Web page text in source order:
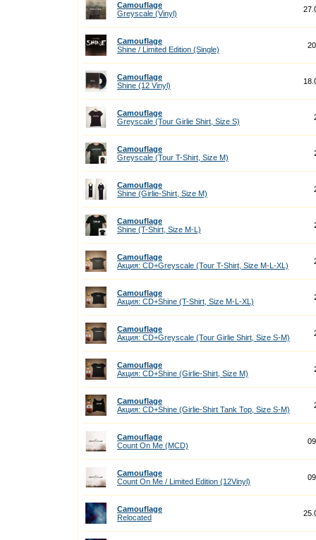
Camouflage
Greyscale (Vinyl)
Camouflage
Shine / Limited Edition (Single)
Camouflage
Shine (12 Vinyl)
Camouflage
Greyscale (Tour Girlie Shirt, Size S)
Camouflage
Greyscale (Tour T-Shirt, Size M)
Camouflage
Shine (Girlie-Shirt, Size M)
Camouflage
Shine (T-Shirt, Size M-L)
Camouflage
Акция: CD+Greyscale (Tour T-Shirt, Size M-L-XL)
Camouflage
Акция: CD+Shine (T-Shirt, Size M-L-XL)
Camouflage
Акция: CD+Greyscale (Tour Girlie Shirt, Size S-M)
Camouflage
Акция: CD+Shine (Girlie-Shirt, Size M)
Camouflage
Акция: CD+Shine (Girlie-Shirt Tank Top, Size S-M)
Camouflage
Count On Me (MCD)
Camouflage
Count On Me / Limited Edition (12Vinyl)
Camouflage
Relocated